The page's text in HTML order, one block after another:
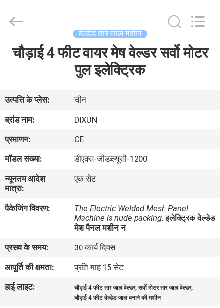
घर
वीआर
शो
हमारे
बारे
में
भ्रमण
गुणवत्ता
Mesh
Products
Rights
Reserved.
वेल्डेड तार जाल मशीन
चौड़ाई 4 फीट वायर मेष वेल्डर सर्वो मोटर
पुल इलेक्ट्रिक
उत्पत्ति के प्लेस:
चीन
ब्रांड नाम:
DIXUN
प्रमाणन:
CE
मॉडल संख्या:
डीएक्स-जीडब्ल्यूसी-1200
न्यूनतम आदेश
मात्रा:
एक सेट
पैकेजिंग विवरण:
The Electric Welded Mesh Panel
Machine is nude packing. इलेक्ट्रिक वेल्डेड
मेश पैनल मशीन न
प्रसव के समय:
30 कार्य दिवस
आपूर्ति की क्षमता:
प्रति माह 15 सेट
हाई लाइट:
चौड़ाई 4 फीट तार जाल वेल्डर,सर्वो मोटर तार जाल वेल्डर,
चौड़ाई 4 फीट वेल्डेड जाल बनाने की मशीन